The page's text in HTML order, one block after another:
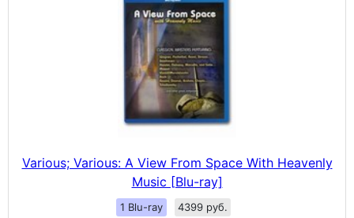
Various; Various: A View From Space With Heavenly
Music [Blu-ray]
1 Blu-ray 4399 руб.